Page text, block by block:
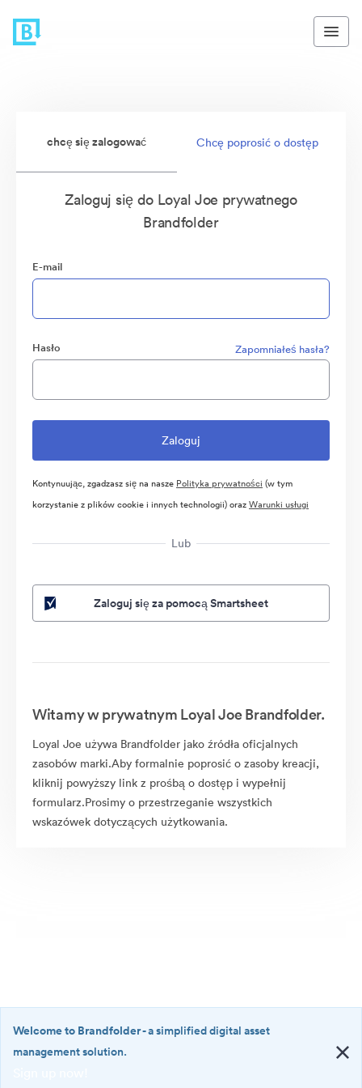
chcę się zalogować Chcę poprosić o dostęp
Zaloguj się do Loyal Joe prywatnego
Brandfolder
E-mail
Hasło Zapomniałeś hasła?
Kontynuując, zgadzasz się na nasze Polityka prywatności (w tym
korzystanie z plików cookie i innych technologii) orazWarunki usługi
Lub
Zaloguj się za pomocą Smartsheet
Witamy w prywatnym Loyal Joe Brandfolder.
Loyal Joe używa Brandfolder jako źródła oficjalnych
zasobów marki.Aby formalnie poprosić o zasoby kreacji,
kliknij powyższy link z prośbą o dostęp i wypełnij
formularz.Prosimy o przestrzeganie wszystkich
wskazówek dotyczących użytkowania.
Welcome to Brandfolder- a simplified digital asset
management solution.